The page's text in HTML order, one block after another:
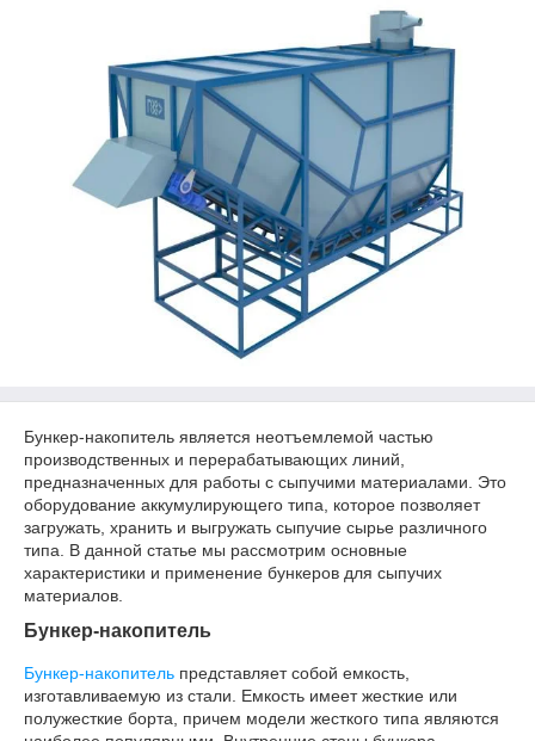
Бункер-накопитель является неотъемлемой частью
производственных и перерабатывающих линий,
предназначенных для работы с сыпучими материалами. Это
оборудование аккумулирующего типа, которое позволяет
загружать, хранить и выгружать сыпучие сырье различного
типа. В данной статье мы рассмотрим основные
характеристики и применение бункеров для сыпучих
материалов.
Бункер-накопитель
Бункер-накопитель представляет собой емкость,
изготавливаемую из стали. Емкость имеет жесткие или
полужесткие борта, причем модели жесткого типа являются